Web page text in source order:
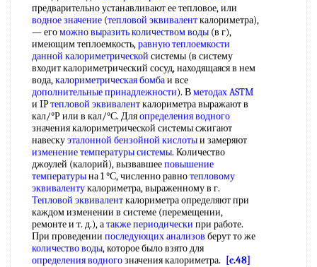
предварительно устанавливают ее тепловое, или
водное значение (тепловой эквиваленткалориметра),
— егоможно выразитьколичеством воды (в г),
имеющим теплоемкость,равную теплоемкости
данной калориметрической системы (в систему
входит калориметрический сосуд, находящаяся в нем
вода,калориметрическая бомбаи все
дополнительные принадлежности). Вметодах ASTM
и IPтепловой эквиваленткалориметра выражают в
кал/°Р или в кал/°С. Дляопределения водного
значения калориметрической системы сжигают
навескуэталонной бензойной кислотыи замеряют
изменение температуры системы. Количество
джоулей (калорий), вызвавшееповышение
температурына 1 °С, численно равнотепловому
эквивалентукалориметра, выраженному в г.
Тепловой эквиваленткалориметра определяют при
каждом изменении в системе (перемещении,
ремонте и т. д.), атакже периодически при работе.
При проведении последующих анализов берут то же
количество воды, которое было взято для
определения водногозначения калориметра.
[c.48]